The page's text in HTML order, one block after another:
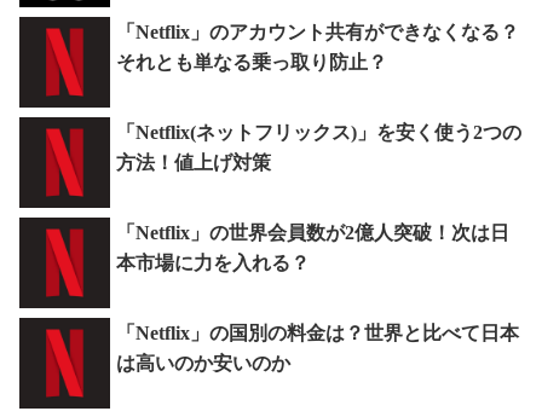
「Netflix」のアカウント共有ができなくなる？
それとも単なる乗っ取り防止？
「Netflix(ネットフリックス)」を安く使う2つの
方法！値上げ対策
「Netflix」の世界会員数が2億人突破！次は日
本市場に力を入れる？
「Netflix」の国別の料金は？世界と比べて日本
は高いのか安いのか